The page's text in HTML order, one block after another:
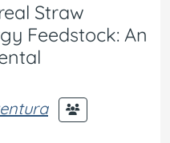
Straw
Feedstock: An